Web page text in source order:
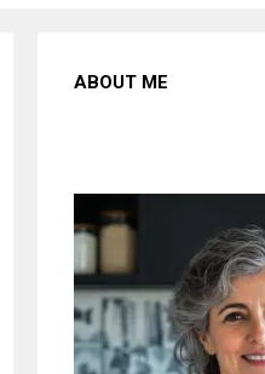
ABOUT ME